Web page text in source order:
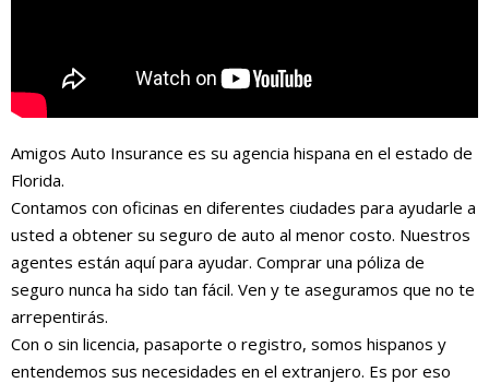
Amigos Auto Insurance es su agencia hispana en el estado de
Florida.
Contamos con oficinas en diferentes ciudades para ayudarle a
usted a obtener su seguro de auto al menor costo. Nuestros
agentes están aquí para ayudar. Comprar una póliza de
seguro nunca ha sido tan fácil. Ven y te aseguramos que no te
arrepentirás.
Con o sin licencia, pasaporte o registro, somos hispanos y
entendemos sus necesidades en el extranjero. Es por eso